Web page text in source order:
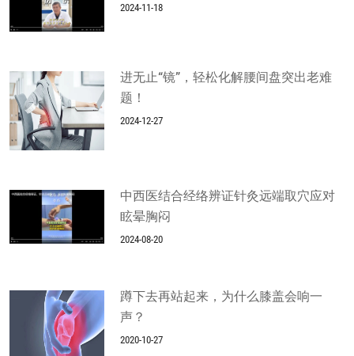
2024-11-18
进无止“镜”，轻松化解腰间盘突出老难
题！
2024-12-27
中西医结合经络辨证针灸远端取穴应对
眩晕胸闷
2024-08-20
蹲下去再站起来，为什么膝盖会响一
声？
2020-10-27